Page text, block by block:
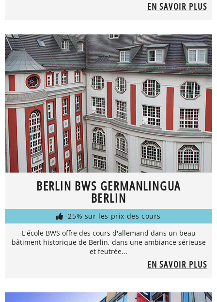
EN SAVOIR PLUS
BERLIN BWS GERMANLINGUA
BERLIN
-25% sur les prix des cours
L'école BWS offre des cours d'allemand dans un beau
bâtiment historique de Berlin, dans une ambiance sérieuse
et feutrée...
EN SAVOIR PLUS